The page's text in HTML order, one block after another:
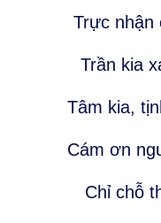
Trực nhận
Trần kia
Tâm kia,
Cám ơn
Chỉ chỗ